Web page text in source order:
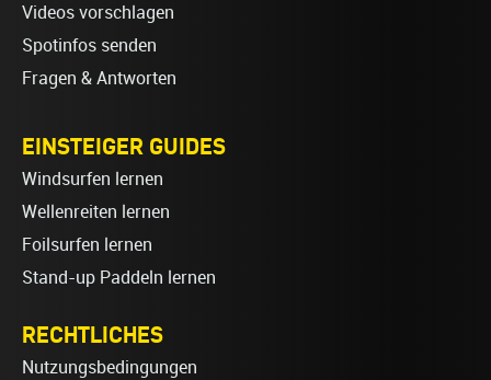
Videos vorschlagen
Spotinfos senden
Fragen & Antworten
EINSTEIGER GUIDES
Windsurfen lernen
Wellenreiten lernen
Foilsurfen lernen
Stand-up Paddeln lernen
RECHTLICHES
Nutzungsbedingungen